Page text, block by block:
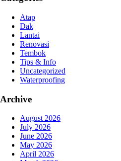
Atap
Dak
Lantai
Renovasi
Tembok
Tips & Info
Uncategorized
Waterproofing
Archive
August 2026
July 2026
June 2026
May 2026
April 2026